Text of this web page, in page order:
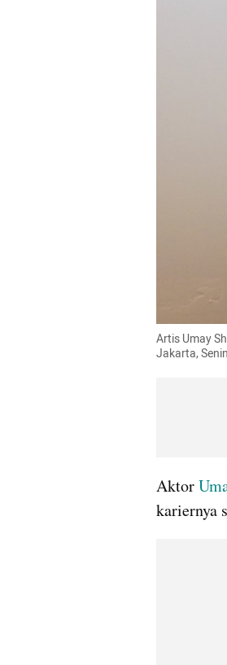
Artis Umay
Jakarta,
Aktor
kariernya